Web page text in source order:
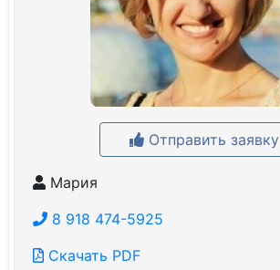
Отправить заявку
Мария
8 918 474-5925
Скачать PDF